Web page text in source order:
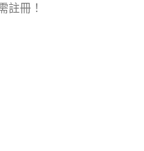
註冊！